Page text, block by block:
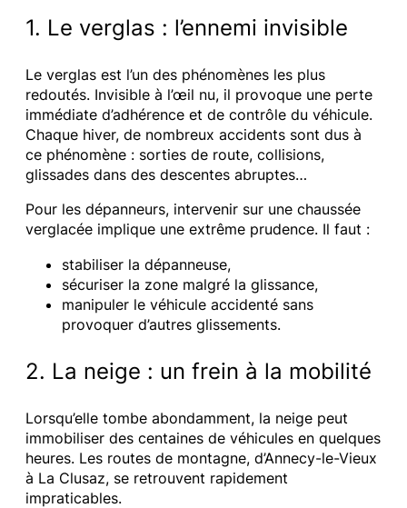
1. Le verglas : l’ennemi invisible
Le verglas est l’un des phénomènes les plus
redoutés. Invisible à l’œil nu, il provoque une perte
immédiate d’adhérence et de contrôle du véhicule.
Chaque hiver, de nombreux accidents sont dus à
ce phénomène : sorties de route, collisions,
glissades dans des descentes abruptes…
Pour les dépanneurs, intervenir sur une chaussée
verglacée implique une extrême prudence. Il faut :
stabiliser la dépanneuse,
sécuriser la zone malgré la glissance,
manipuler le véhicule accidenté sans
provoquer d’autres glissements.
2. La neige : un frein à la mobilité
Lorsqu’elle tombe abondamment, la neige peut
immobiliser des centaines de véhicules en quelques
heures. Les routes de montagne, d’Annecy-le-Vieux
à La Clusaz, se retrouvent rapidement
impraticables.